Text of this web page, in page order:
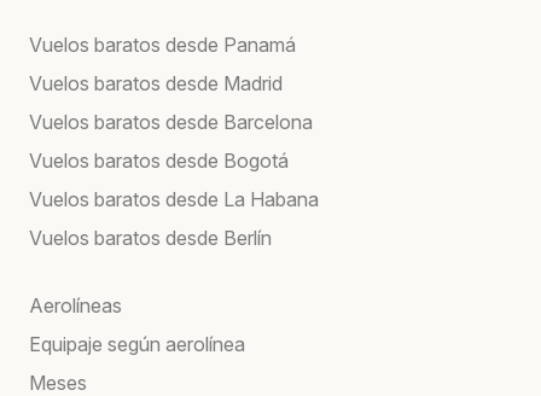
Vuelos baratos desde Panamá
Vuelos baratos desde Madrid
Vuelos baratos desde Barcelona
Vuelos baratos desde Bogotá
Vuelos baratos desde La Habana
Vuelos baratos desde Berlín
Aerolíneas
Equipaje según aerolínea
Meses